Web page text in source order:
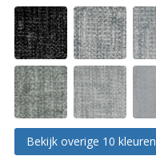
Bekijk overige 10 kleuren